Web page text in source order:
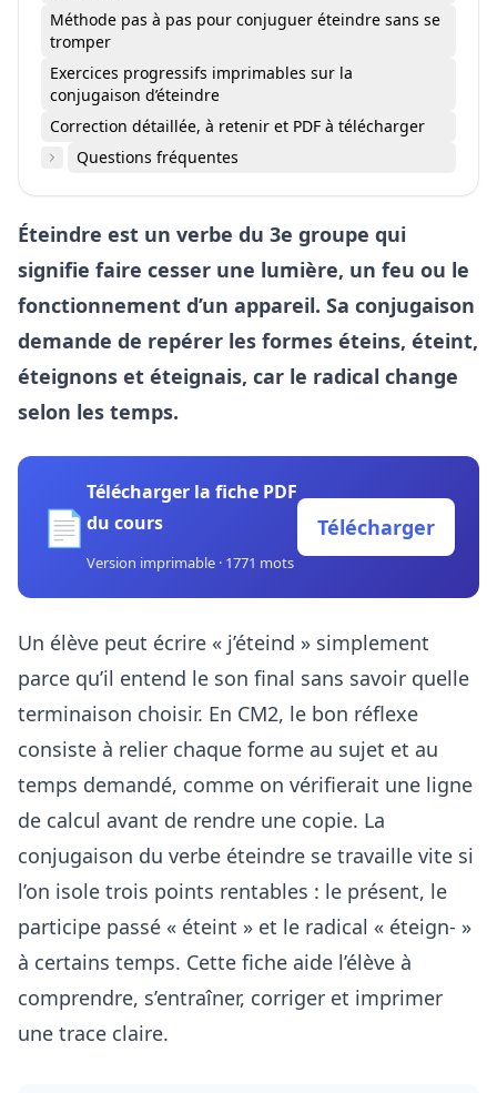
Méthode pas à pas pour conjuguer éteindre sans se
tromper
Exercices progressifs imprimables sur la
conjugaison d’éteindre
Correction détaillée, à retenir et PDF à télécharger
Questions fréquentes
Éteindre est un verbe du 3e groupe qui
signifie faire cesser une lumière, un feu ou le
fonctionnement d’un appareil. Sa conjugaison
demande de repérer les formes éteins, éteint,
éteignons et éteignais, car le radical change
selon les temps.
📄
Télécharger la fiche PDF
du cours
Version imprimable · 1771 mots
Télécharger
Un élève peut écrire « j’éteind » simplement
parce qu’il entend le son final sans savoir quelle
terminaison choisir. En CM2, le bon réflexe
consiste à relier chaque forme au sujet et au
temps demandé, comme on vérifierait une ligne
de calcul avant de rendre une copie. La
conjugaison du verbe éteindre se travaille vite si
l’on isole trois points rentables : le présent, le
participe passé « éteint » et le radical « éteign- »
à certains temps. Cette fiche aide l’élève à
comprendre, s’entraîner, corriger et imprimer
une trace claire.